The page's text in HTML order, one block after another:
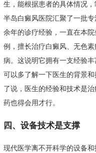
生，能根据患者的具体情况
半岛白癜风医院汇聚了一批
余年的诊疗经验，一直在本
例，擅长治疗白癜风、无色
病。这说明它拥有一支经验
可以多了解一下医生的背景
了说，医生的经验和技术是
药也得会用才行。
四、设备技术是支撑
现代医学离不开科学的设备